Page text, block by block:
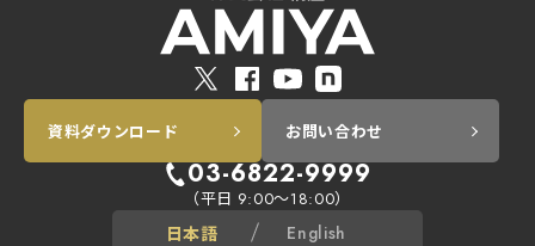
資料ダウンロード お問い合わせ
03-6822-9999
（平日 9:00～18:00）
日本語 English